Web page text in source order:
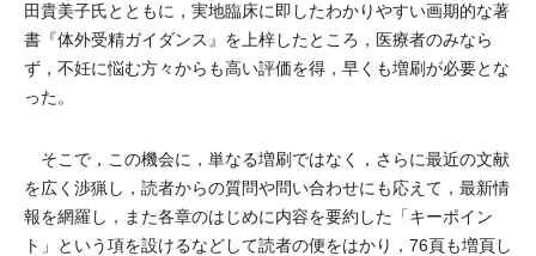
田貴美子氏とともに，実地臨床に即したわかりやすい画期的な著
書『体外受精ガイダンス』を上梓したところ，医療者のみなら
ず，不妊に悩む方々からも高い評価を得，早くも増刷が必要とな
った。
そこで，この機会に，単なる増刷ではなく，さらに最近の文献
を広く渉猟し，読者からの質問や問い合わせにも応えて，最新情
報を網羅し，また各章のはじめに内容を要約した「キーポイン
ト」という項を設けるなどして読者の便をはかり，76頁も増頁し